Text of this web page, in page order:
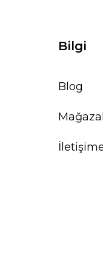
Bilgi
Blog